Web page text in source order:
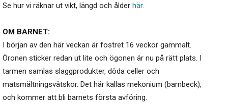
Se hur vi räknar ut vikt, längd och ålder här.
OM BARNET:
I början av den här veckan är fostret 16 veckor gammalt.
Öronen sticker redan ut lite och ögonen är nu på rätt plats. I
tarmen samlas slaggprodukter, döda celler och
matsmältningsvätskor. Det här kallas mekonium (barnbeck),
och kommer att bli barnets första avföring.